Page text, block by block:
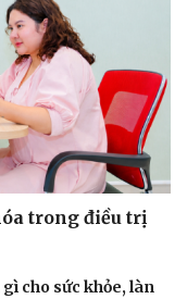
trong điều trị
cho sức khỏe, làn